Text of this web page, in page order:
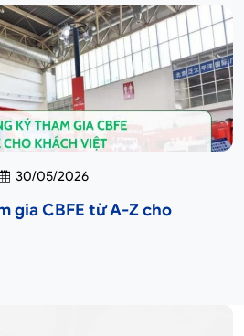
30/05/2026
gia CBFE từ A-Z cho